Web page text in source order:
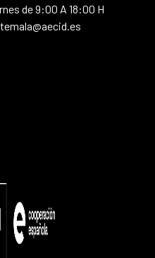
de 9:00 A 18:00 H